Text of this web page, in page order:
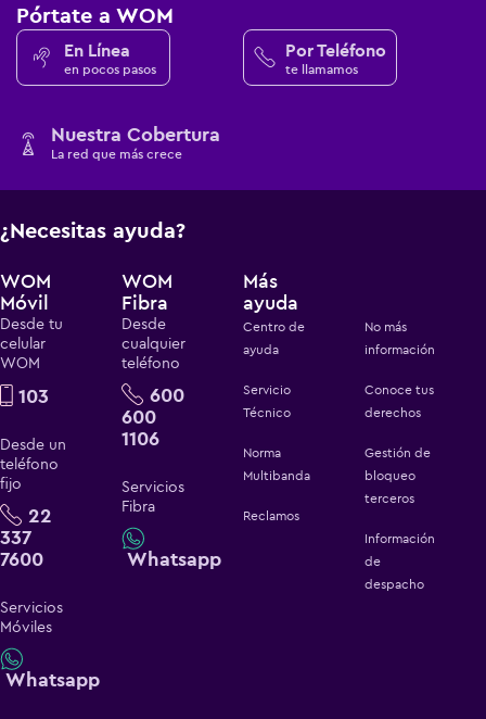
Pórtate a WOM
En Línea
en pocos pasos
Por Teléfono
te llamamos
Nuestra Cobertura
La red que más crece
¿Necesitas ayuda?
WOM
Móvil
Desde tu
celular
WOM
103
Desde un
teléfono
fijo
22
337
7600
Servicios
Móviles
Whatsapp
WOM
Fibra
Desde
cualquier
teléfono
600
600
1106
Servicios
Fibra
Whatsapp
Más
ayuda
Centro de
ayuda
Servicio
Técnico
Norma
Multibanda
Reclamos
No más
información
Conoce tus
derechos
Gestión de
bloqueo
terceros
Información
de
despacho